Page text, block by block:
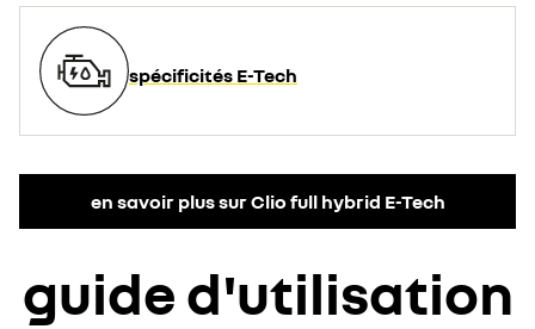
spécificités E-Tech
en savoir plus sur Clio full hybrid E-Tech
guide d'utilisation